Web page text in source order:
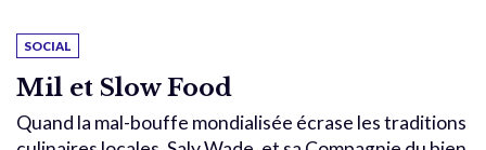
SOCIAL
Mil et Slow Food
Quand la mal-bouffe mondialisée écrase les traditions